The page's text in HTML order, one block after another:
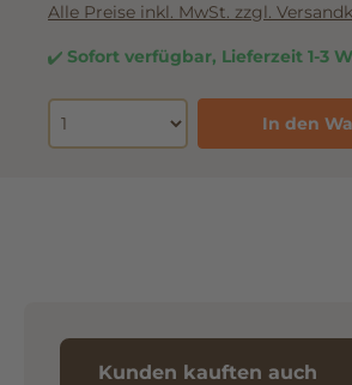
Alle Preise inkl. MwSt. zzgl.
Sofort verfügbar, Lieferzeit 1-3
In den
Kunden kauften auch